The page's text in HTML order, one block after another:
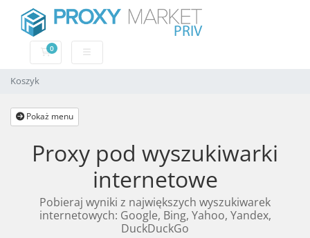
0
Koszyk
Koszyk
Pokaż menu
Proxy pod wyszukiwarki
internetowe
Pobieraj wyniki z największych wyszukiwarek
internetowych: Google, Bing, Yahoo, Yandex,
DuckDuckGo